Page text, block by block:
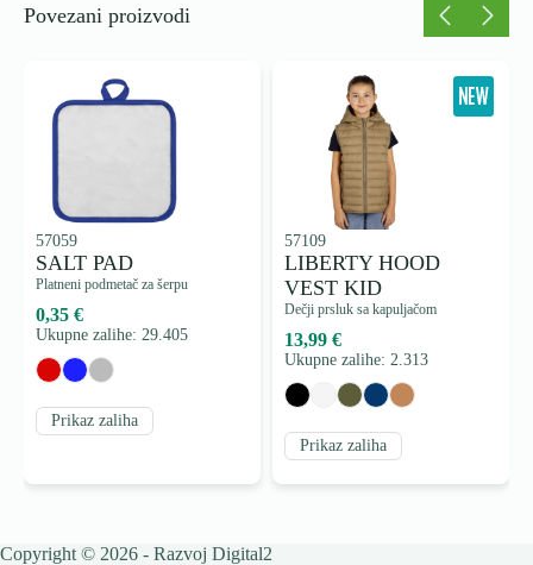
Povezani proizvodi
57059
SALT PAD
Platneni podmetač za šerpu
0,35 €
Ukupne zalihe: 29.405
Prikaz zaliha
57109
LIBERTY HOOD
VEST KID
Dečji prsluk sa kapuljačom
13,99 €
Ukupne zalihe: 2.313
Prikaz zaliha
Copyright © 2026 - Razvoj Digital2